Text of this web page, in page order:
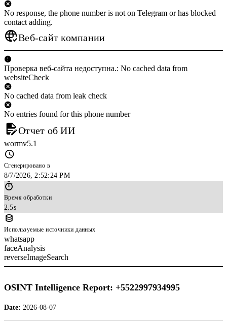
No response, the phone number is not on Telegram or has blocked
contact adding.
Веб-сайт компании
Проверка веб-сайта недоступна.: No cached data from
websiteCheck
No cached data from leak check
No entries found for this phone number
Отчет об ИИ
wormv5.1
Сгенерировано в
8/7/2026, 2:52:24 PM
Время обработки
2.5s
Используемые источники данных
whatsapp
faceAnalysis
reverseImageSearch
OSINT Intelligence Report: +5522997934995
Date: 2026-08-07